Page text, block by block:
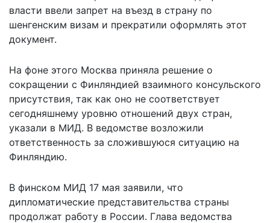
власти ввели запрет на въезд в страну по
шенгенским визам и прекратили оформлять этот
документ.
На фоне этого Москва приняла решение о
сокращении с Финляндией взаимного консульского
присутствия, так как оно не соответствует
сегодняшнему уровню отношений двух стран,
указали в МИД. В ведомстве возложили
ответственность за сложившуюся ситуацию на
Финляндию.
В финском МИД 17 мая заявили, что
дипломатические представительства страны
продолжат работу в России. Глава ведомства